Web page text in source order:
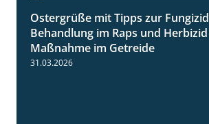
Ostergrüße mit Tipps zur Fungizid
Behandlung im Raps und Herbizid
Maßnahme im Getreide
31.03.2026